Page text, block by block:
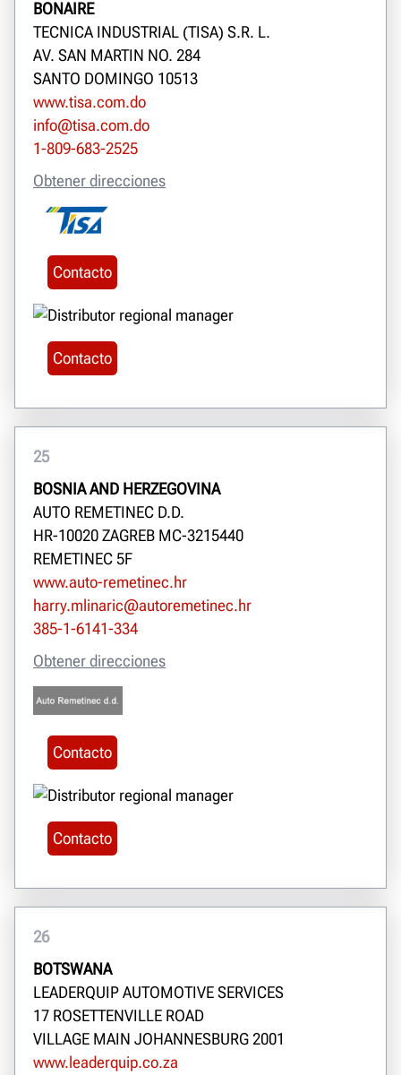
BONAIRE
TECNICA INDUSTRIAL (TISA) S.R. L.
AV. SAN MARTIN NO. 284
SANTO DOMINGO 10513
www.tisa.com.do
info@tisa.com.do
1-809-683-2525
Obtener direcciones
Contacto
Contacto
25
BOSNIA AND HERZEGOVINA
AUTO REMETINEC D.D.
HR-10020 ZAGREB MC-3215440
REMETINEC 5F
www.auto-remetinec.hr
harry.mlinaric@autoremetinec.hr
385-1-6141-334
Obtener direcciones
Contacto
Contacto
26
BOTSWANA
LEADERQUIP AUTOMOTIVE SERVICES
17 ROSETTENVILLE ROAD
VILLAGE MAIN JOHANNESBURG 2001
www.leaderquip.co.za